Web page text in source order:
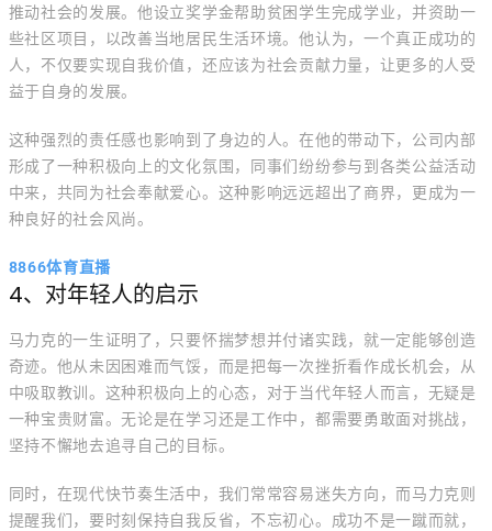
推动社会的发展。他设立奖学金帮助贫困学生完成学业，并资助一
些社区项目，以改善当地居民生活环境。他认为，一个真正成功的
人，不仅要实现自我价值，还应该为社会贡献力量，让更多的人受
益于自身的发展。
这种强烈的责任感也影响到了身边的人。在他的带动下，公司内部
形成了一种积极向上的文化氛围，同事们纷纷参与到各类公益活动
中来，共同为社会奉献爱心。这种影响远远超出了商界，更成为一
种良好的社会风尚。
8866体育直播
4、对年轻人的启示
马力克的一生证明了，只要怀揣梦想并付诸实践，就一定能够创造
奇迹。他从未因困难而气馁，而是把每一次挫折看作成长机会，从
中吸取教训。这种积极向上的心态，对于当代年轻人而言，无疑是
一种宝贵财富。无论是在学习还是工作中，都需要勇敢面对挑战，
坚持不懈地去追寻自己的目标。
同时，在现代快节奏生活中，我们常常容易迷失方向，而马力克则
提醒我们，要时刻保持自我反省，不忘初心。成功不是一蹴而就，